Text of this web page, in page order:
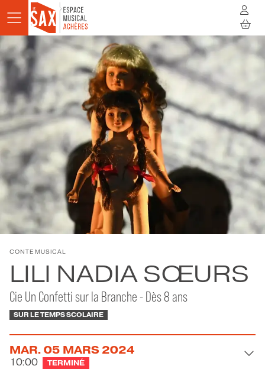
Aller au contenu principal
CONTE MUSICAL
LILI NADIA SŒURS
Cie Un Confetti sur la Branche - Dès 8 ans
SUR LE TEMPS SCOLAIRE
MAR. 05 MARS 2024
10:00 TERMINÉ
AGENDA
ACTUALITÉS
STUDIOS
RÉSIDENCES
À LA RENCONTRE
INFOS PRATIQUES
BILLETTERIE
CONTACT